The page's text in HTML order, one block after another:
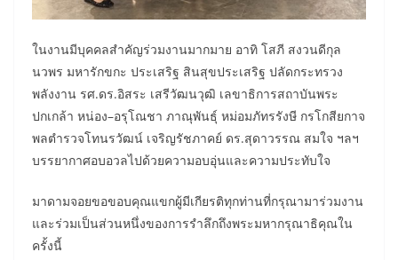
ในงานมีบุคคลสำคัญร่วมงานมากมาย อาทิ โสภี สงวนดีกุล
นวพร มหารักขกะ ประเสริฐ สินสุขประเสริฐ ปลัดกระทรวง
พลังงาน รศ.ดร.อิสระ เสรีวัฒนวุฒิ เลขาธิการสถาบันพระ
ปกเกล้า หน่อง–อรุโณชา ภาณุพันธุ์ หม่อมภัทรรังษี กรโกสียกาจ
พลตำรวจโทนรวัฒน์ เจริญรัชภาคย์ ดร.สุดาวรรณ สมใจ ฯลฯ
บรรยากาศอบอวลไปด้วยความอบอุ่นและความประทับใจ
มาดามจอยขอขอบคุณแขกผู้มีเกียรติทุกท่านที่กรุณามาร่วมงาน
และร่วมเป็นส่วนหนึ่งของการรำลึกถึงพระมหากรุณาธิคุณใน
ครั้งนี้